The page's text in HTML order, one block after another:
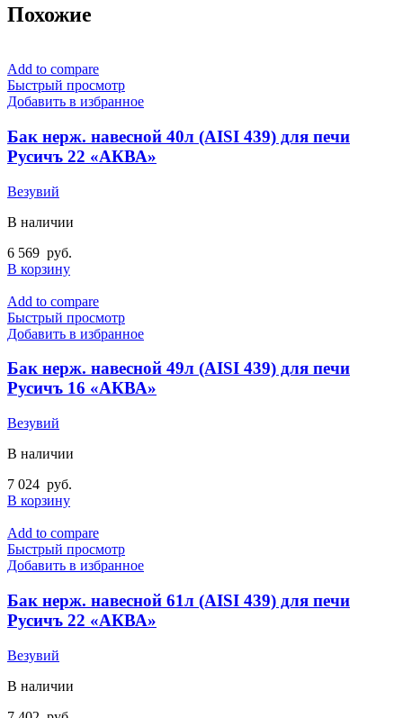
Похожие
Add to compare
Быстрый просмотр
Добавить в избранное
Бак нерж. навесной 40л (AISI 439) для печи
Русичъ 22 «АКВА»
Везувий
В наличии
6 569 руб.
В корзину
Add to compare
Быстрый просмотр
Добавить в избранное
Бак нерж. навесной 49л (AISI 439) для печи
Русичъ 16 «АКВА»
Везувий
В наличии
7 024 руб.
В корзину
Add to compare
Быстрый просмотр
Добавить в избранное
Бак нерж. навесной 61л (AISI 439) для печи
Русичъ 22 «АКВА»
Везувий
В наличии